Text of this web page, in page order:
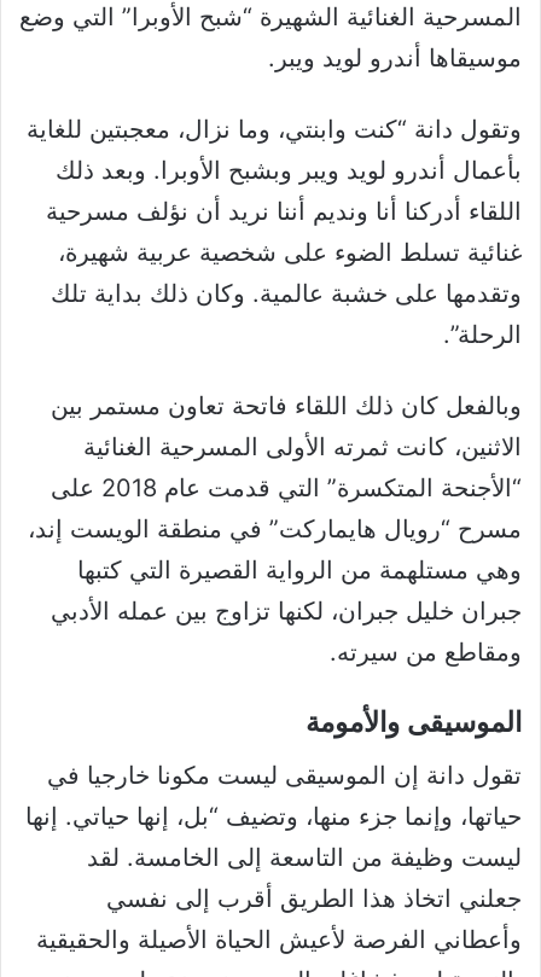
المسرحية الغنائية الشهيرة “شبح الأوبرا” التي وضع
موسيقاها أندرو لويد ويبر.
وتقول دانة “كنت وابنتي، وما نزال، معجبتين للغاية
بأعمال أندرو لويد ويبر وبشبح الأوبرا. وبعد ذلك
اللقاء أدركنا أنا ونديم أننا نريد أن نؤلف مسرحية
غنائية تسلط الضوء على شخصية عربية شهيرة،
وتقدمها على خشبة عالمية. وكان ذلك بداية تلك
الرحلة”.
وبالفعل كان ذلك اللقاء فاتحة تعاون مستمر بين
الاثنين، كانت ثمرته الأولى المسرحية الغنائية
“الأجنحة المتكسرة” التي قدمت عام 2018 على
مسرح “رويال هايماركت” في منطقة الويست إند،
وهي مستلهمة من الرواية القصيرة التي كتبها
جبران خليل جبران، لكنها تزاوج بين عمله الأدبي
ومقاطع من سيرته.
الموسيقى والأمومة
تقول دانة إن الموسيقى ليست مكونا خارجيا في
حياتها، وإنما جزء منها، وتضيف “بل، إنها حياتي. إنها
ليست وظيفة من التاسعة إلى الخامسة. لقد
جعلني اتخاذ هذا الطريق أقرب إلى نفسي
وأعطاني الفرصة لأعيش الحياة الأصيلة والحقيقية